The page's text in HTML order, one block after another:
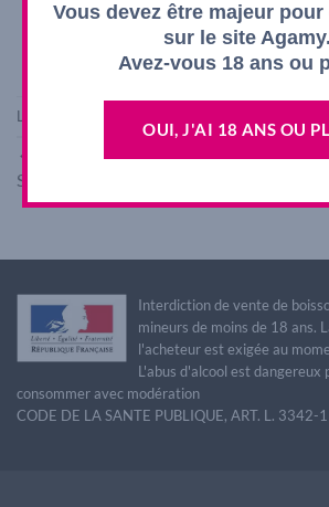
Les commentaires et les rétroliens sont
←
Suivant
Interdiction de vente de
mineurs de moins de 18 ans.
l'acheteur est exigée au
L'abus d'alcool est dangereux
consommer avec modération
CODE DE LA SANTE PUBLIQUE, ART. L. 3342-
Vous devez être majeur
sur le site Agamy.
Avez-vous 18 ans ou
OUI, J'AI 18 ANS OU